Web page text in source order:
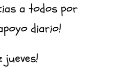
a todos por
diario!
jueves!